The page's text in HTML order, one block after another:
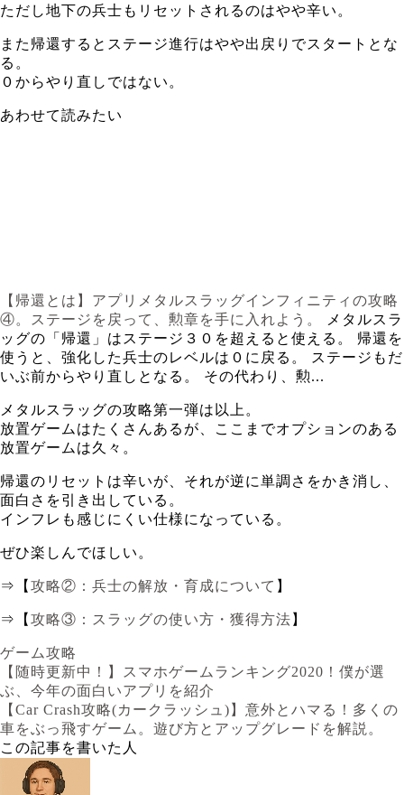
ただし地下の兵士もリセットされるのはやや辛い。
また帰還するとステージ進行はやや出戻りでスタートとな
る。
０からやり直しではない。
あわせて読みたい
【帰還とは】アプリメタルスラッグインフィニティの攻略
④。ステージを戻って、勲章を手に入れよう。
メタルスラ
ッグの「帰還」はステージ３０を超えると使える。 帰還を
使うと、強化した兵士のレベルは０に戻る。 ステージもだ
いぶ前からやり直しとなる。 その代わり、勲...
メタルスラッグの攻略第一弾は以上。
放置ゲームはたくさんあるが、ここまでオプションのある
放置ゲームは久々。
帰還のリセットは辛いが、それが逆に単調さをかき消し、
面白さを引き出している。
インフレも感じにくい仕様になっている。
ぜひ楽しんでほしい。
⇒【 攻略②：兵士の解放・育成について 】
⇒【 攻略③：スラッグの使い方・獲得方法 】
ゲーム攻略
【随時更新中！】スマホゲームランキング2020！僕が選
ぶ、今年の面白いアプリを紹介
【Car Crash攻略(カークラッシュ)】意外とハマる！多くの
車をぶっ飛すゲーム。遊び方とアップグレードを解説。
この記事を書いた人